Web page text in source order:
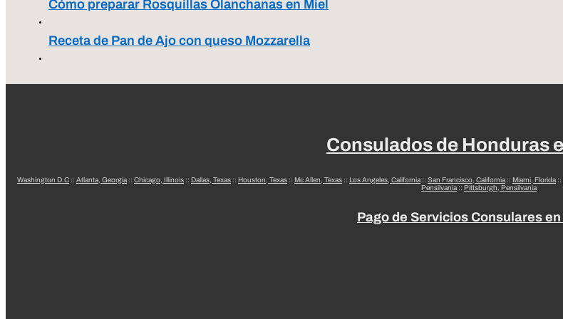
Cómo preparar Rosquillas Olanchanas en Miel
Receta de Pan de Ajo con queso Mozzarella
Consulados de Honduras
Washington D.C :: Atlanta, Georgia :: Chicago, Illinois :: Dallas, Texas :: Houston, Texas :: Mc Allen, Texas :: Los Angeles, California :: San Francisco, California :: Miami, Florida ::
Pensilvania :: Pittsburgh, Pensilvania
Pago de Servicios Consulares en